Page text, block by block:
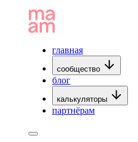
главная
сообщество
блог
калькуляторы
партнёрам